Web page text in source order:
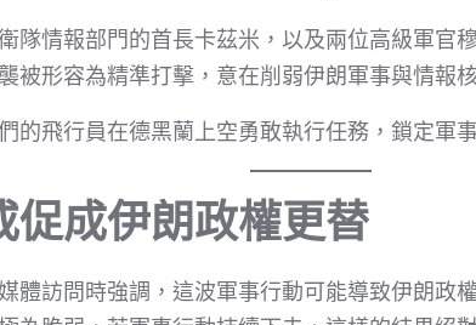
隊情報部門的首長卡茲米，以及兩位高級軍官
被形容為精準打擊，意在削弱伊朗軍事與情報
的飛行員在德黑蘭上空勇敢執行任務，鎖定軍
促成伊朗政權更替
體訪問時強調，這波軍事行動可能導致伊朗政